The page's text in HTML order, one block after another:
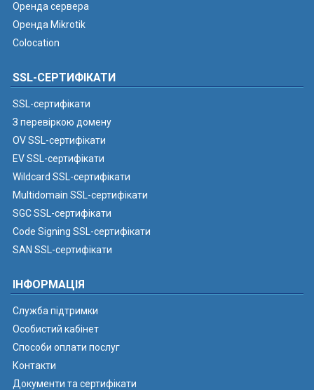
Оренда сервера
Оренда Mikrotik
Colocation
SSL-СЕРТИФІКАТИ
SSL-сертифікати
З перевіркою домену
OV SSL-сертифікати
EV SSL-сертифікати
Wildcard SSL-сертифікати
Multidomain SSL-сертифікати
SGC SSL-сертифікати
Code Signing SSL-сертифікати
SAN SSL-сертифікати
ІНФОРМАЦІЯ
Служба підтримки
Особистий кабінет
Способи оплати послуг
Контакти
Документи та сертифікати